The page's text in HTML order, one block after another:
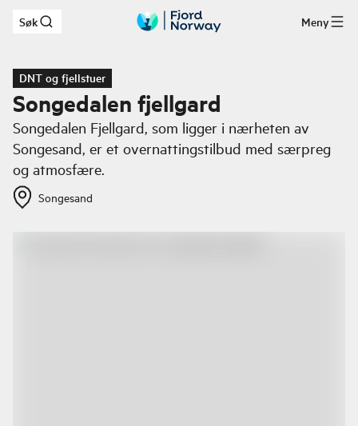
Hopp til hovedinnhold
Søk Meny
DNT og fjellstuer
Songedalen fjellgard
Songedalen Fjellgard, som ligger i nærheten av
Songesand, er et overnattingstilbud med særpreg
og atmosfære.
Songesand